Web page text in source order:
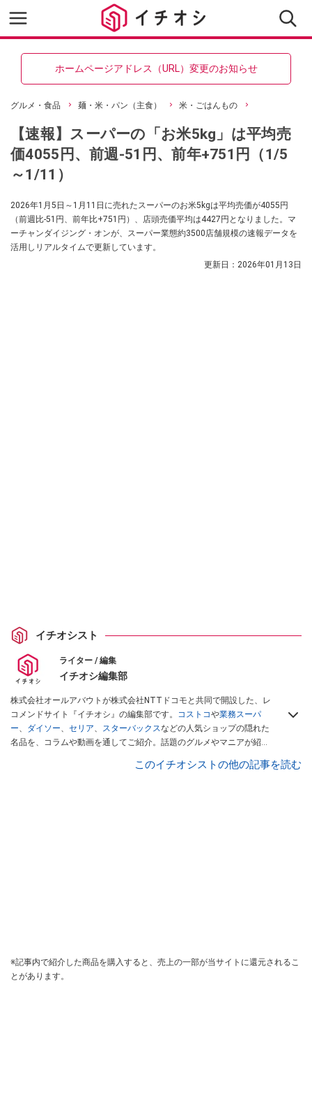
ホームページアドレス（URL）変更のお知らせ
グルメ・食品 麺・米・パン（主食） 米・ごはんもの
【速報】スーパーの「お米5kg」は平均売
価4055円、前週-51円、前年+751円（1/5
～1/11）
2026年1月5日～1月11日に売れたスーパーのお米5kgは平均売価が4055円
（前週比-51円、前年比+751円）、店頭売価平均は4427円となりました。マ
ーチャンダイジング・オンが、スーパー業態約3500店舗規模の速報データを
活用しリアルタイムで更新しています。
更新日： 2026年01月13日
イチオシスト
ライター / 編集
イチオシ編集部
株式会社オールアバウトが株式会社NTTドコモと共同で開設した、レ
コメンドサイト『イチオシ』の編集部です。 コストコや業務スーパ
ー、 ダイソー、 セリア、 スターバックスなどの人気ショップの隠れた
名品を、コラムや動画を通してご紹介。話題のグルメやマニアが紹介
インフルエンサーが実際に使用してレビューしています。毎日トレン
このイチオシストの他の記事を読む
※記事内で紹介した商品を購入すると、売上の一部が当サイトに還元されるこ
とがあります。